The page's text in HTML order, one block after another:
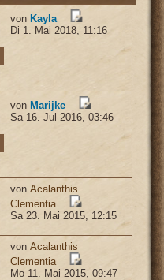
von Kayla
Di 1. Mai 2018, 11:16
von Marijke
Sa 16. Jul 2016, 03:46
vonAcalanthis
Clementia
Sa 23. Mai 2015, 12:15
vonAcalanthis
Clementia
Mo 11. Mai 2015, 09:47